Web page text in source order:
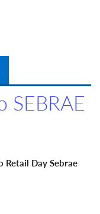
SEBRAE
Retail Day Sebrae